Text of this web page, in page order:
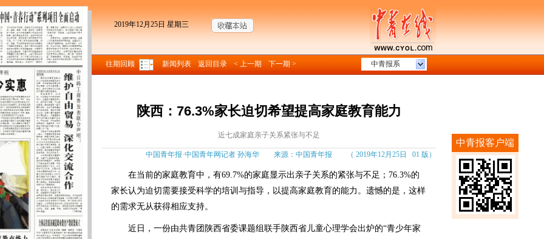
中青报客户端
2019年12月25日 星期三
往期回顾 新闻列表 返回目录 < 上一期 下一期 > 中青报系
陕西：76.3%家长迫切希望提高家庭教育能力
近七成家庭亲子关系紧张与不足
中国青年报·中国青年网记者 孙海华 来源：中国青年报 （ 2019年12月25日 01 版）
在当前的家庭教育中，有69.7%的家庭显示出亲子关系的紧张与不足；76.3%的
家长认为迫切需要接受科学的培训与指导，以提高家庭教育的能力。遗憾的是，这样
的需求无从获得相应支持。
近日，一份由共青团陕西省委课题组联手陕西省儿童心理学会出炉的“青少年家